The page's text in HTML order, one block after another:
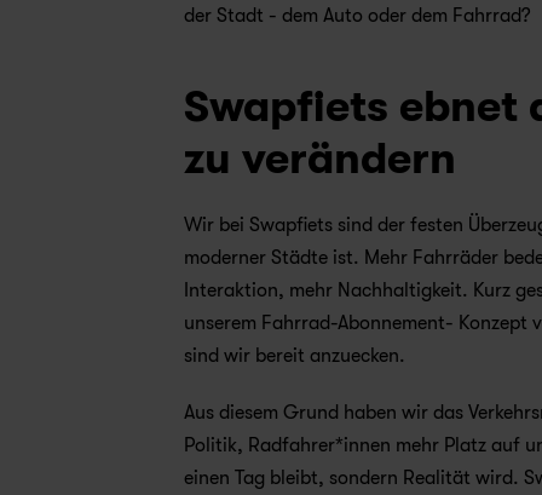
der Stadt - dem Auto oder dem Fahrrad?
Swapfiets ebnet
zu verändern
Wir bei Swapfiets sind der festen
moderner Städte ist. Mehr Fahrräder
Interaktion, mehr Nachhaltigkeit. Kurz
unserem Fahrrad-Abonnement- Konzept
sind wir bereit anzuecken.
Aus diesem Grund haben wir das
Politik, Radfahrer*innen mehr Platz auf
einen Tag bleibt, sondern Realität wird.